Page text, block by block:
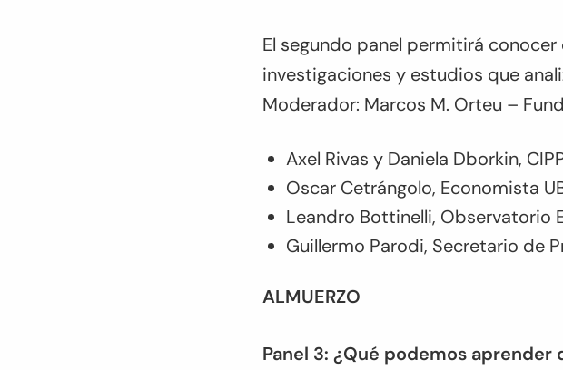
El segundo panel permitirá
investigaciones y estudios que
Moderador: Marcos M. Orteu –
Axel Rivas y Daniela Dborkin,
Oscar Cetrángolo, Economista
Leandro Bottinelli, Observatorio
Guillermo Parodi, Secretario de
ALMUERZO
Panel 3: ¿Qué podemos